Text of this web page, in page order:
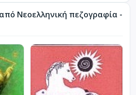
Νεοελληνική πεζογραφία -